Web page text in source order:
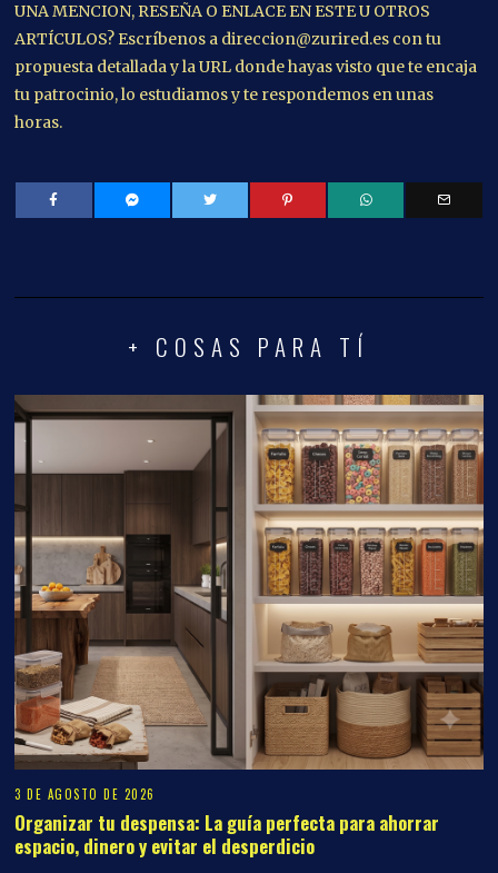
UNA MENCION, RESEÑA O ENLACE EN ESTE U OTROS
ARTÍCULOS? Escríbenos a direccion@zurired.es con tu
propuesta detallada y la URL donde hayas visto que te encaja
tu patrocinio, lo estudiamos y te respondemos en unas
horas.
+ COSAS PARA TÍ
3 DE AGOSTO DE 2026
Organizar tu despensa: La guía perfecta para ahorrar
espacio, dinero y evitar el desperdicio